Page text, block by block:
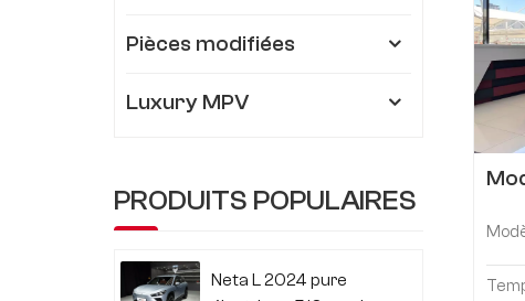
Pièces modifiées
Luxury MPV
PRODUITS POPULAIRES
Neta L 2024 pure